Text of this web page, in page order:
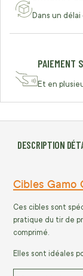
Dans un délai
PAIEMENT
Et en
DESCRIPTION
Cibles Gamo
Ces cibles sont
pratique du tir de
comprimé.
Elles sont idéales